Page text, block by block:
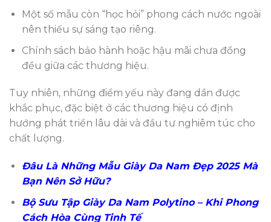
Một số mẫu còn “học hỏi” phong cách nước ngoài
nên thiếu sự sáng tạo riêng.
Chính sách bảo hành hoặc hậu mãi chưa đồng
đều giữa các thương hiệu.
Tuy nhiên, những điểm yếu này đang dần được
khắc phục, đặc biệt ở các thương hiệu có định
hướng phát triển lâu dài và đầu tư nghiêm túc cho
chất lượng.
Đâu Là Những Mẫu Giày Da Nam Đẹp 2025 Mà
Bạn Nên Sở Hữu?
Bộ Sưu Tập Giày Da Nam Polytino – Khi Phong
Cách Hòa Cùng Tinh Tế